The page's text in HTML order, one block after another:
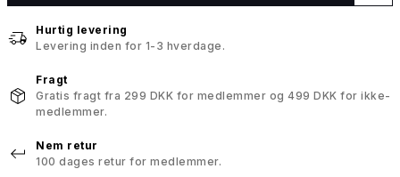
Hurtig levering
Levering inden for 1-3 hverdage.
Fragt
Gratis fragt fra 299 DKK for medlemmer og 499 DKK for ikke-
medlemmer.
Nem retur
100 dages retur for medlemmer.